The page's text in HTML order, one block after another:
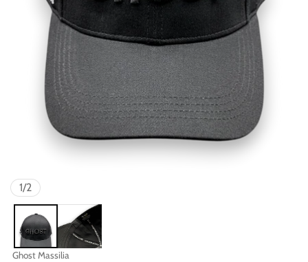
1/
de2
Fournisseur
Ghost Massilia